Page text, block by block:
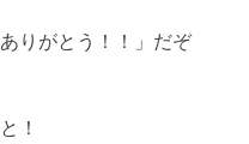
りがとう！！」だぞ
！